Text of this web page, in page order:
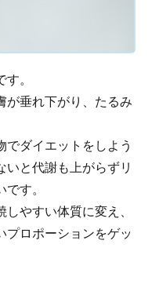
す。
が垂れ下がり、たるみ
でダイエットをしよう
いと代謝も上がらずリ
す。
やすい体質に変え、
プロポーションをゲッ